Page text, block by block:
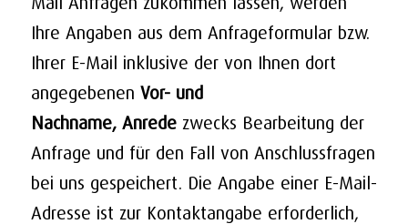
Ihre Angaben aus dem Anfrageformular bzw.
Ihrer E-Mail inklusive der von Ihnen dort
angegebenen Vor- und
Nachname, Anredezwecks Bearbeitung der
Anfrage und für den Fall von Anschlussfragen
bei uns gespeichert. Die Angabe einer E-Mail-
Adresse ist zur Kontaktangabe erforderlich,